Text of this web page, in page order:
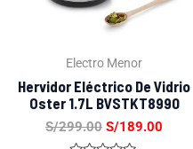
Electro Menor
Hervidor Eléctrico De Vidrio
Oster 1.7L BVSTKT8990
S/299.00 S/189.00